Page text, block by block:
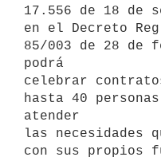
17.556 de 18 de
en el Decreto
85/003 de 28 de
podrá
celebrar
hasta 40
atender
las necesidades